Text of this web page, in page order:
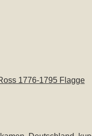
1776-1795 Flagge